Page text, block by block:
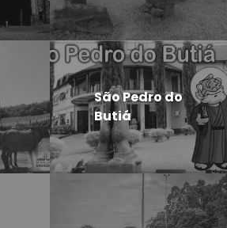
São Pedro do
Butiá